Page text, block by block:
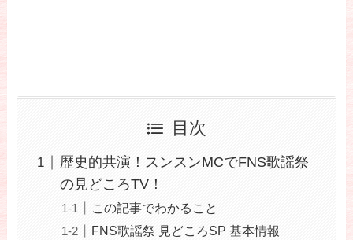
目次
歴史的共演！スンスンMCでFNS歌謡祭
の見どころTV！
この記事でわかること
FNS歌謡祭 見どころSP 基本情報